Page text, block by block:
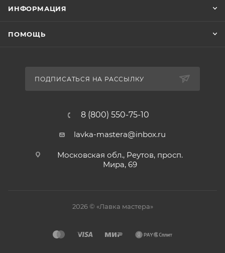
ИНФОРМАЦИЯ
ПОМОЩЬ
ПОДПИСАТЬСЯ НА РАССЫЛКУ
8 (800) 550-75-10
lavka-mastera@inbox.ru
Московская обл., Реутов, просп.
Мира, 69
2026 © «Лавка мастера»